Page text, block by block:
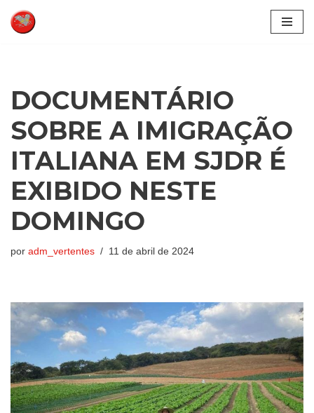
Pular
DOCUMENTÁRIO
SOBRE A IMIGRAÇÃO
ITALIANA EM SJDR É
EXIBIDO NESTE
DOMINGO
por adm_vertentes 11 de abril de 2024